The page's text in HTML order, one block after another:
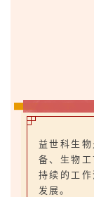
益世科生
备、生物
持续的工
发展。